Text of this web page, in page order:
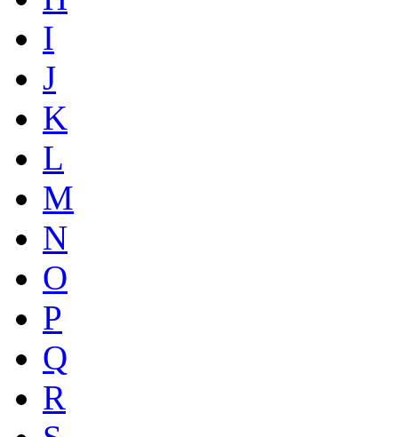
I
J
K
L
M
N
O
P
Q
R